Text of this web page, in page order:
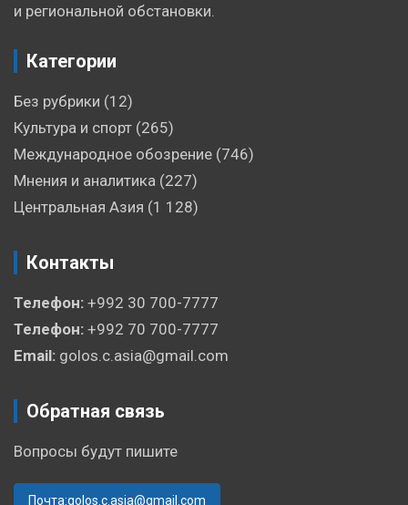
и региональной обстановки.
Категории
Без рубрики (12)
Культура и спорт (265)
Международное обозрение (746)
Мнения и аналитика (227)
Центральная Азия (1 128)
Контакты
Телефон: +992 30 700-7777
Телефон: +992 70 700-7777
Email: golos.c.asia@gmail.com
Обратная связь
Вопросы будут пишите
Почта:golos.c.asia@gmail.com